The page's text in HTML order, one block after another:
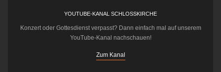
YOUTUBE-KANAL SCHLOSSKIRCHE
Konzert oder Gottesdienst verpasst? Dann einfach mal auf unserem
YouTube-Kanal nachschauen!
Zum Kanal